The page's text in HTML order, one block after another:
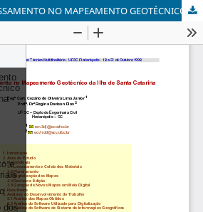
USO DO GEOPROCESSAMENTO NO MAPEAMENTO GEOTÉCNICO DA ILHA DE SANTA CATARINA